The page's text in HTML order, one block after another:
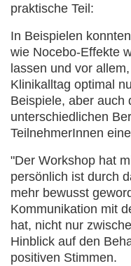
praktische Teil:
In Beispielen
wie Nocebo-Effekte
lassen und vor
Klinikalltag optimal
Beispiele, aber auch
unterschiedlichen
TeilnehmerInnen
"Der Workshop hat
persönlich ist durch
mehr bewusst
Kommunikation mit
hat, nicht nur
Hinblick auf den
positiven Stimmen.